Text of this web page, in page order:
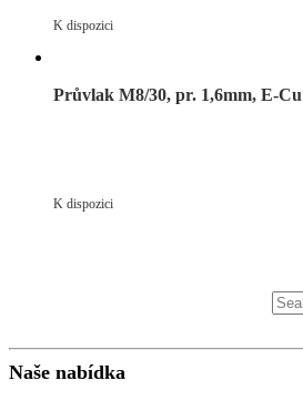
K dispozici
Průvlak M8/30, pr. 1,6mm, E-Cu
K dispozici
Naše nabídka